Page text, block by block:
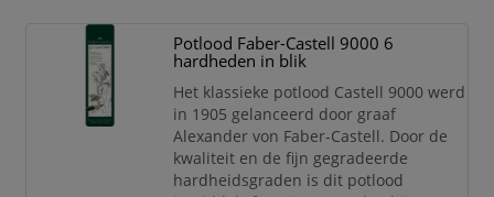
papier en op gecoate tekenfolie.
Zeer breukvast.
verantwoord beheerde bossen.
Etui Design Journey met
hardheden 6B, 4B, 2B, B, HB, 2H +
gom 526 53 en slijpe
Potlood Faber-Castell 9000 6
hardheden in blik
Het klassieke potlood Castell 9000 werd
in 1905 gelanceerd door graaf
Alexander von Faber-Castell. Door de
kwaliteit en de fijn gegradeerde
hardheidsgraden is dit potlood